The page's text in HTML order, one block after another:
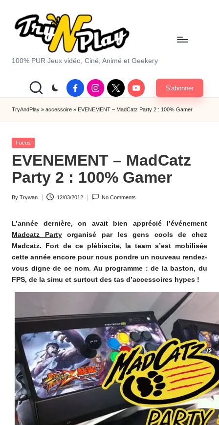
T
y
A
d
P
la
y.
o
m
100% PUR Jeux vidéo, Ciné, Animé et Geekery
FacebookInstagram
X
|
Twitter
Youtube S'abonner
TryAndPlay » accessoire » EVENEMENT – MadCatz Party 2 : 100% Gamer
Posted
Focus
EVENEMENT – MadCatz
Party 2 : 100% Gamer
Posted
By Trywan 12/03/2012 No Comments
L’année dernière, on avait bien apprécié l’événement
Madcatz Partyorganisé par les gens cools de chez
Madcatz. Fort de ce plébiscite, la team s’est mobilisée
cette année encore pour nous pondre un nouveau rendez-
vous digne de ce nom. Au programme : de la baston, du
FPS, de la simu et surtout des tas d’accessoires hypes !